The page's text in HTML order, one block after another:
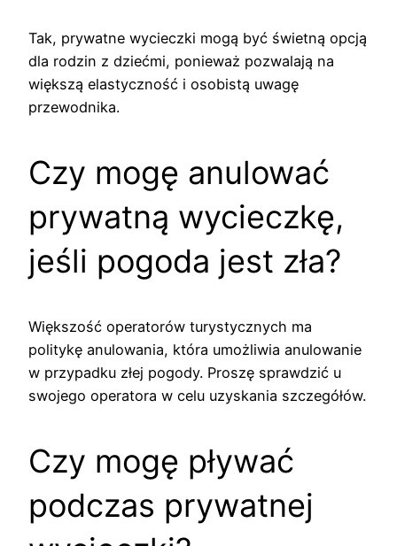
Tak, prywatne wycieczki mogą być świetną opcją
dla rodzin z dziećmi, ponieważ pozwalają na
większą elastyczność i osobistą uwagę
przewodnika.
Czy mogę anulować
prywatną wycieczkę,
jeśli pogoda jest zła?
Większość operatorów turystycznych ma
politykę anulowania, która umożliwia anulowanie
w przypadku złej pogody. Proszę sprawdzić u
swojego operatora w celu uzyskania szczegółów.
Czy mogę pływać
podczas prywatnej